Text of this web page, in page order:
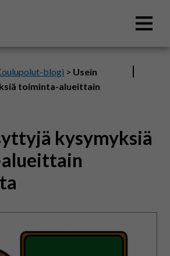
blogi > Usein
toiminta-alueittain
kysymyksiä